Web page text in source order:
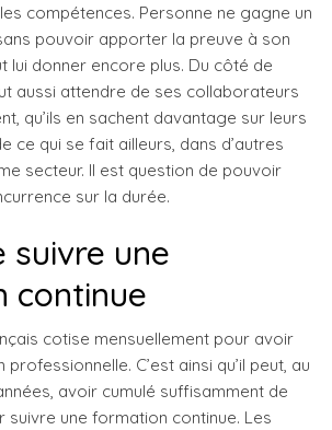
compétences. Personne ne gagne un
pouvoir apporter la preuve à son
lui donner encore plus. Du côté de
aussi attendre de ses collaborateurs
qu’ils en sachent davantage sur leurs
ce qui se fait ailleurs, dans d’autres
secteur. Il est question de pouvoir
sur la durée.
suivre une
continue
cotise mensuellement pour avoir
C’est ainsi qu’il peut, au
avoir cumulé suffisamment de
une formation continue. Les